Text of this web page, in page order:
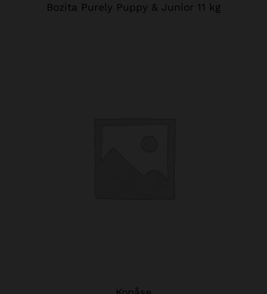
Bozita Purely Puppy & Junior 11 kg